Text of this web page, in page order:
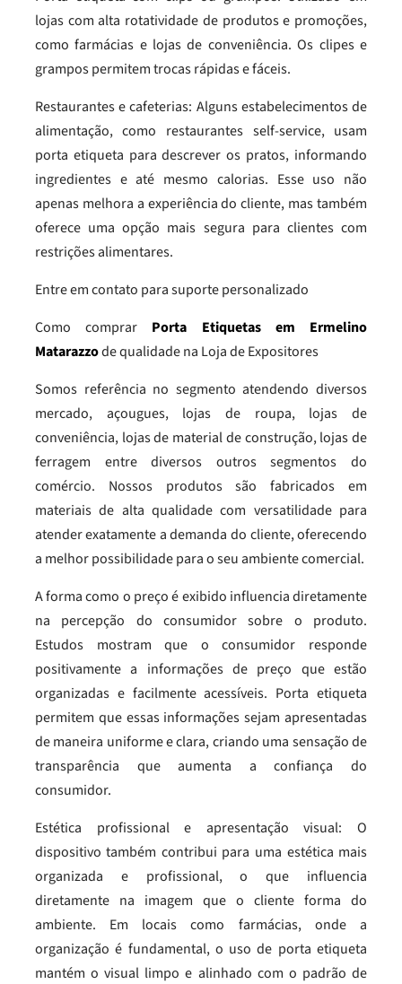
lojas com alta rotatividade de produtos e promoções,
como farmácias e lojas de conveniência. Os clipes e
grampos permitem trocas rápidas e fáceis.
Restaurantes e cafeterias: Alguns estabelecimentos de
alimentação, como restaurantes self-service, usam
porta etiqueta para descrever os pratos, informando
ingredientes e até mesmo calorias. Esse uso não
apenas melhora a experiência do cliente, mas também
oferece uma opção mais segura para clientes com
restrições alimentares.
Entre em contato para suporte personalizado
Como comprar Porta Etiquetas em Ermelino
Matarazzode qualidade na Loja de Expositores
Somos referência no segmento atendendo diversos
mercado, açougues, lojas de roupa, lojas de
conveniência, lojas de material de construção, lojas de
ferragem entre diversos outros segmentos do
comércio. Nossos produtos são fabricados em
materiais de alta qualidade com versatilidade para
atender exatamente a demanda do cliente, oferecendo
a melhor possibilidade para o seu ambiente comercial.
A forma como o preço é exibido influencia diretamente
na percepção do consumidor sobre o produto.
Estudos mostram que o consumidor responde
positivamente a informações de preço que estão
organizadas e facilmente acessíveis. Porta etiqueta
permitem que essas informações sejam apresentadas
de maneira uniforme e clara, criando uma sensação de
transparência que aumenta a confiança do
consumidor.
Estética profissional e apresentação visual: O
dispositivo também contribui para uma estética mais
organizada e profissional, o que influencia
diretamente na imagem que o cliente forma do
ambiente. Em locais como farmácias, onde a
organização é fundamental, o uso de porta etiqueta
mantém o visual limpo e alinhado com o padrão de